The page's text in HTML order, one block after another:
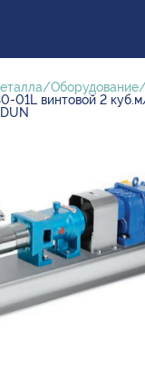
Оборудование
01L винтовой 2